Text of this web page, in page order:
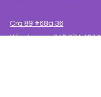
Cra 89 #68a 36
Whatsapp: 310 674 1014